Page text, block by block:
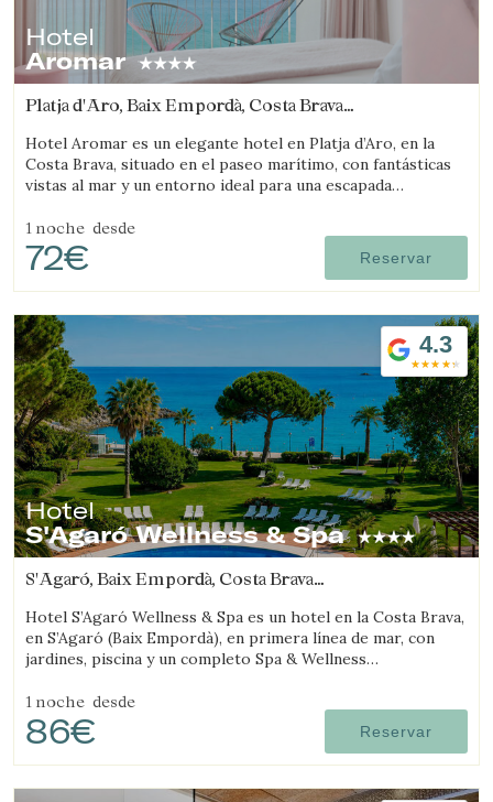
Verificar localizador
Hotel
Aromar
Platja d'Aro, Baix Empordà, Costa Brava
Hotel Aromar es un elegante hotel en Platja d’Aro, en la
Costa Brava, situado en el paseo marítimo, con fantásticas
vistas al mar y un entorno ideal para una escapada
1 noche desde
72€ Reservar
4.3
Hotel
S'Agaró Wellness & Spa
S'Agaró, Baix Empordà, Costa Brava
Hotel S’Agaró Wellness & Spa es un hotel en la Costa Brava,
en S’Agaró (Baix Empordà), en primera línea de mar, con
jardines, piscina y un completo Spa & Wellness
1 noche desde
86€ Reservar